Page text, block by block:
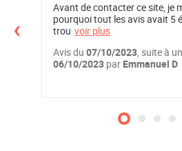
‹
Avant de contacter ce site, je me suis demandé
pourquoi tout les avis avait 5
trou voir plus
Avis du 07/10/2023, suite à
06/10/2023 par Emmanuel D